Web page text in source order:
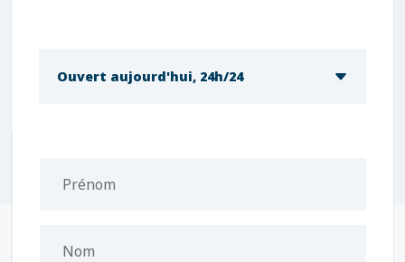
Ouvert aujourd'hui, 24h/24
Prénom
Nom